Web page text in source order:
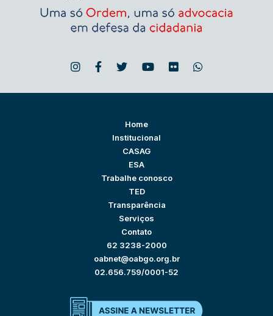
Home
Institucional
CASAG
ESA
Trabalhe conosco
TED
Transparência
Serviços
Contato
62 3238-2000
oabnet@oabgo.org.br
02.656.759/0001-52